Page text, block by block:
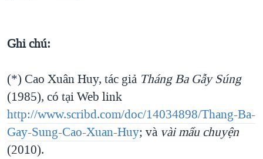
Ghi chú:
(*) Cao Xuân Huy, tác giả Tháng Ba Gẫy Súng
(1985), có tại Web link
http://www.scribd.com/doc/14034898/Thang-Ba-
Gay-Sung-Cao-Xuan-Huy; và vài mẩu chuyện
(2010).